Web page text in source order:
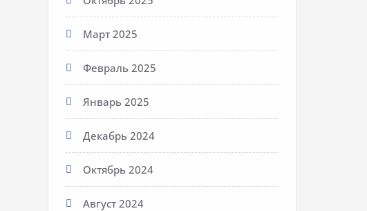
Март 2025
Февраль 2025
Январь 2025
Декабрь 2024
Октябрь 2024
Август 2024